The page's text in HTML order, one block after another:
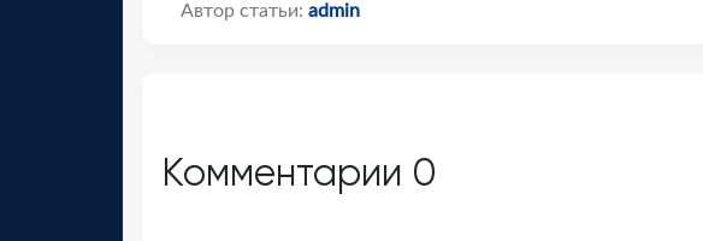
Автор статьи: admin
Комментарии 0